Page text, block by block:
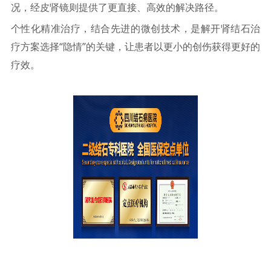
况，经皮肾镜则提供了更直接、高效的解决路径。
个性化精准治疗，结合先进的微创技术，是解开肾结石治
疗方案选择“隐情”的关键，让患者以更小的创伤获得更好的
疗效。